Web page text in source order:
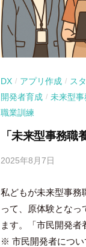
DX / アプリ作成 / ス
開発者育成 / 未来型
職業訓練
「未来型事務
2025年8月7日
吉
田
豪
私どもが未来型事務
って、原体験となっ
ます。「市民開発者
※ 市民開発者につい